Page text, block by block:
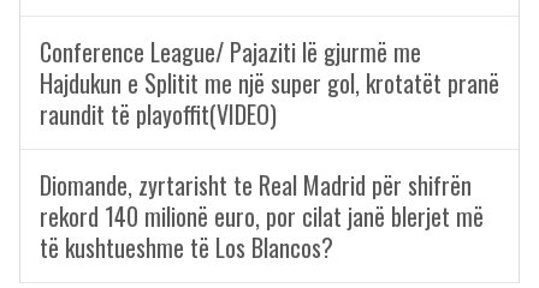
Conference League/ Pajaziti lë gjurmë me
Hajdukun e Splitit me një super gol, krotatët pranë
raundit të playoffit(VIDEO)
Diomande, zyrtarisht te Real Madrid për shifrën
rekord 140 milionë euro, por cilat janë blerjet më
të kushtueshme të Los Blancos?